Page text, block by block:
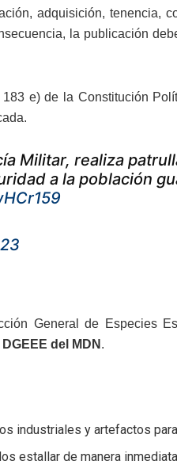
adquisición, tenencia,
la publicación
e) de la Constitución
Militar, realiza
a la población
General de Especies
DGEEE del MDN .
industriales y artefactos
estallar de manera